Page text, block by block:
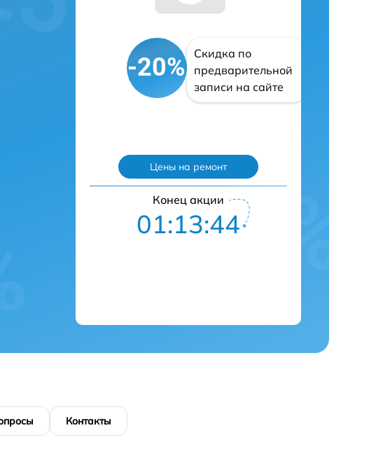
-20%
Скидка по
предварительной
записи на сайте
Цены на ремонт
Конец акции
01:13:43
Контакты